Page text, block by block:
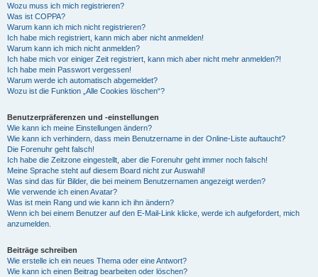
Wozu muss ich mich registrieren?
Was ist COPPA?
Warum kann ich mich nicht registrieren?
Ich habe mich registriert, kann mich aber nicht anmelden!
Warum kann ich mich nicht anmelden?
Ich habe mich vor einiger Zeit registriert, kann mich aber nicht mehr anmelden?!
Ich habe mein Passwort vergessen!
Warum werde ich automatisch abgemeldet?
Wozu ist die Funktion „Alle Cookies löschen“?
Benutzerpräferenzen und -einstellungen
Wie kann ich meine Einstellungen ändern?
Wie kann ich verhindern, dass mein Benutzername in der Online-Liste auftaucht?
Die Forenuhr geht falsch!
Ich habe die Zeitzone eingestellt, aber die Forenuhr geht immer noch falsch!
Meine Sprache steht auf diesem Board nicht zur Auswahl!
Was sind das für Bilder, die bei meinem Benutzernamen angezeigt werden?
Wie verwende ich einen Avatar?
Was ist mein Rang und wie kann ich ihn ändern?
Wenn ich bei einem Benutzer auf den E-Mail-Link klicke, werde ich aufgefordert, mich
anzumelden.
Beiträge schreiben
Wie erstelle ich ein neues Thema oder eine Antwort?
Wie kann ich einen Beitrag bearbeiten oder löschen?